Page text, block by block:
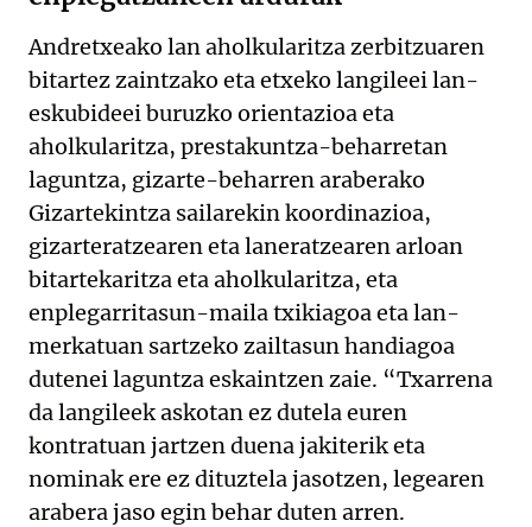
Andretxeako lan aholkularitza zerbitzuaren
bitartez zaintzako eta etxeko langileei lan-
eskubideei buruzko orientazioa eta
aholkularitza, prestakuntza-beharretan
laguntza, gizarte-beharren araberako
Gizartekintza sailarekin koordinazioa,
gizarteratzearen eta laneratzearen arloan
bitartekaritza eta aholkularitza, eta
enplegarritasun-maila txikiagoa eta lan-
merkatuan sartzeko zailtasun handiagoa
dutenei laguntza eskaintzen zaie. “Txarrena
da langileek askotan ez dutela euren
kontratuan jartzen duena jakiterik eta
nominak ere ez dituztela jasotzen, legearen
arabera jaso egin behar duten arren.